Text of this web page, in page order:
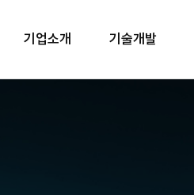
기업소개 기술개발